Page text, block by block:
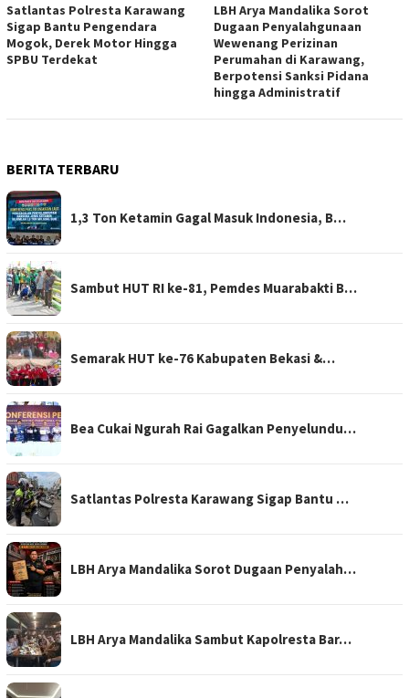
Satlantas Polresta Karawang
Sigap Bantu Pengendara
Mogok, Derek Motor Hingga
SPBU Terdekat
LBH Arya Mandalika Sorot
Dugaan Penyalahgunaan
Wewenang Perizinan
Perumahan di Karawang,
Berpotensi Sanksi Pidana
hingga Administratif
BERITA TERBARU
1,3 Ton Ketamin Gagal Masuk Indonesia, B…
Sambut HUT RI ke-81, Pemdes Muarabakti B…
Semarak HUT ke-76 Kabupaten Bekasi &…
Bea Cukai Ngurah Rai Gagalkan Penyelundu…
Satlantas Polresta Karawang Sigap Bantu …
LBH Arya Mandalika Sorot Dugaan Penyalah…
LBH Arya Mandalika Sambut Kapolresta Bar…